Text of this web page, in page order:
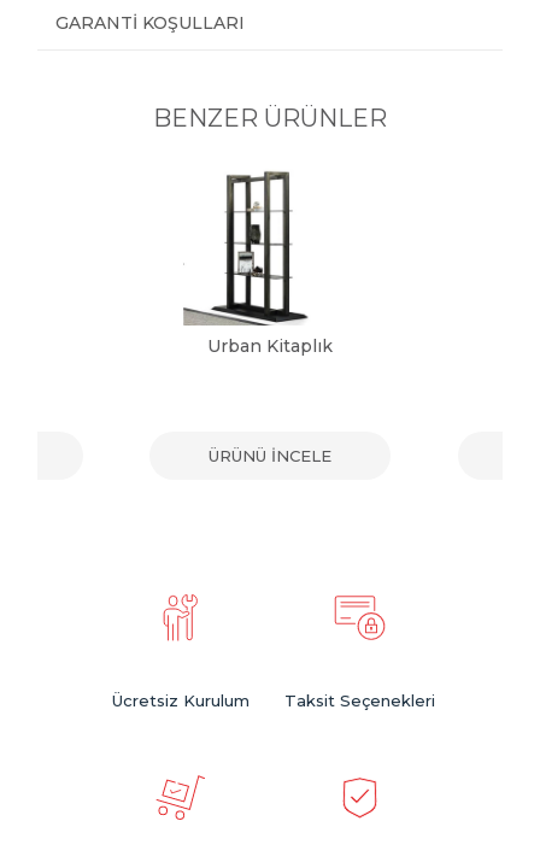
GARANTI KOŞULLARI
BENZER ÜRÜNLER
Urban Kitaplık
ÜRÜNÜ İNCELE
Ücretsiz Kurulum Taksit Seçenekleri